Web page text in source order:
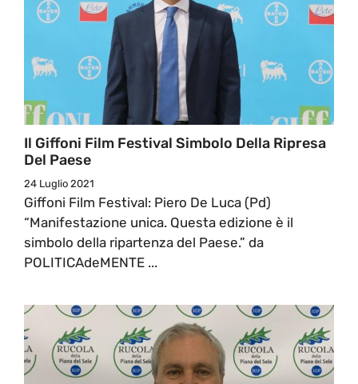
Il Giffoni Film Festival Simbolo Della Ripresa
Del Paese
24 Luglio 2021
Giffoni Film Festival: Piero De Luca (Pd)
“Manifestazione unica. Questa edizione è il
simbolo della ripartenza del Paese.” da
POLITICAdeMENTE ...